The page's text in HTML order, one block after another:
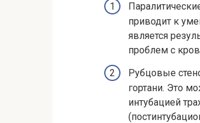
приводит к
является
проблем с
Рубцовые
гортани. Это
интубацией